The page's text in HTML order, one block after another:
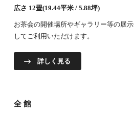
広さ 12畳(19.44平米 / 5.88坪)
お茶会の開催場所やギャラリー等の展
してご利用いただけます。
詳しく見る
全館